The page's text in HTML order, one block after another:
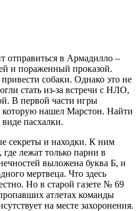
отправиться в Армадилло –
и пораженный проказой.
собаки. Однако это не
стать из-за встречи с НЛО,
В первой части игры
которую нашел Марстон. Найти
пасхалки.
секреты и находки. К ним
где лежат только парни в
выложена буква Б, и
мертвеца. Что здесь
Но в старой газете № 69
атлетах команды
на месте захоронения.